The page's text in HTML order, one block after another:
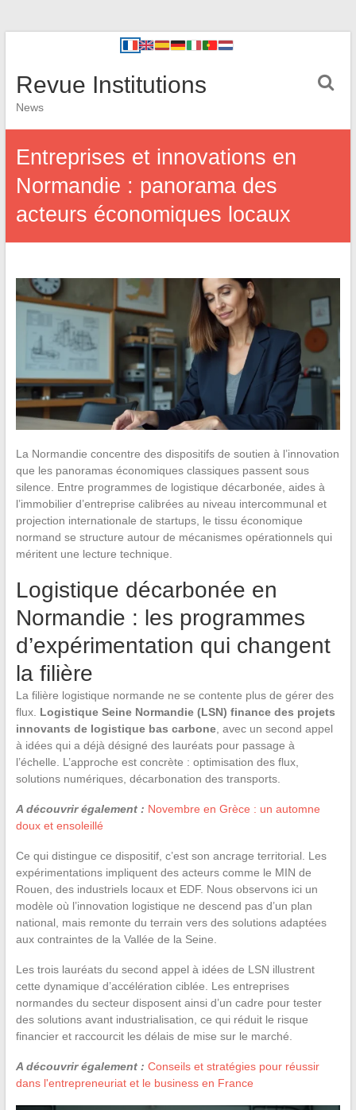
Revue Institutions
News
Entreprises et innovations en
Normandie : panorama des
acteurs économiques locaux
La Normandie concentre des dispositifs de soutien à l’innovation
que les panoramas économiques classiques passent sous
silence. Entre programmes de logistique décarbonée, aides à
l’immobilier d’entreprise calibrées au niveau intercommunal et
projection internationale de startups, le tissu économique
normand se structure autour de mécanismes opérationnels qui
méritent une lecture technique.
Logistique décarbonée en
Normandie : les programmes
d’expérimentation qui changent
la filière
La filière logistique normande ne se contente plus de gérer des
flux. Logistique Seine Normandie (LSN) finance des projets
innovants de logistique bas carbone, avec un second appel
à idées qui a déjà désigné des lauréats pour passage à
l’échelle. L’approche est concrète : optimisation des flux,
solutions numériques, décarbonation des transports.
A découvrir également : Novembre en Grèce : un automne
doux et ensoleillé
Ce qui distingue ce dispositif, c’est son ancrage territorial. Les
expérimentations impliquent des acteurs comme le MIN de
Rouen, des industriels locaux et EDF. Nous observons ici un
modèle où l’innovation logistique ne descend pas d’un plan
national, mais remonte du terrain vers des solutions adaptées
aux contraintes de la Vallée de la Seine.
Les trois lauréats du second appel à idées de LSN illustrent
cette dynamique d’accélération ciblée. Les entreprises
normandes du secteur disposent ainsi d’un cadre pour tester
des solutions avant industrialisation, ce qui réduit le risque
financier et raccourcit les délais de mise sur le marché.
A découvrir également : Conseils et stratégies pour réussir
dans l'entrepreneuriat et le business en France